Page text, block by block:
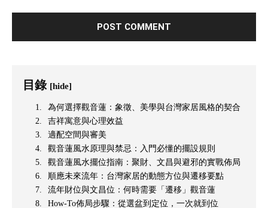
目錄 [hide]
為何選擇觀音蓮：象徵、美學與台灣家居風格的契合
吉祥寓意與心理效益
適配空間與審美
觀音蓮風水原理與禁忌：入門必懂的擺設規則
觀音蓮風水擺位指南：聚財、文昌與避邪的實戰佈局
順應未來流年：台灣家居的動態方位與遷移要點
流年財位與文昌位：何時需要「遷移」觀音蓮
How-To佈局步驟：從選盆到定位，一次就到位